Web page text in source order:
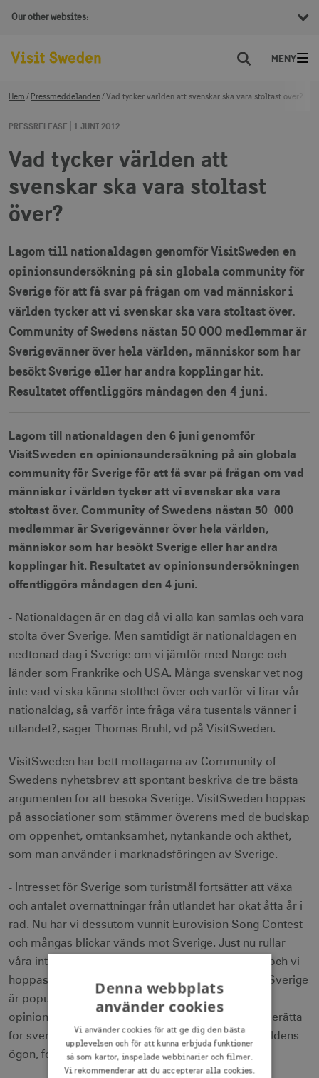
Our other websites:
Sök
Hem Pressmeddelanden Vad tycker världen att svenskar ska vara stoltast över?
PRESSRELEASE 1 JUNI 2012
Vad tycker världen att
svenskar ska vara stoltast
över?
Lagom till nationaldagen genomför VisitSweden en
opinionsundersökning på sin globala community för
Sverige för att få svar på frågan om vad människor i
världen tycker att vi svenskar ska vara stoltast över.
Community of Swedens nästan 50 000 medlemmar är
Sverigevänner över hela världen, människor som har
besökt Sverige eller har andra kopplingar hit.
Resultatet offentliggörs måndagen den 4 juni.
Lagom till nationaldagen den 6 juni genomför
VisitSweden en opinionsundersökning på sin globala
community för Sverige för att få svar på frågan om vad
människor i världen tycker att vi svenskar ska vara
stoltast över. Community of Swedens nästan 50 000
medlemmar är Sverigevänner över hela världen,
människor som har besökt Sverige eller har andra
kopplingar hit. Resultatet av opinionsundersökningen
offentliggörs måndagen den 4 juni.
- Nationaldagen är en dag då vi alla kan samlas och vara
stolta över Sverige. Men samtidigt är nationaldagen en
nedtonad dag i Sverige om vi jämför med Norge och
länder som Frankrike och USA. Många svenskar vet nog
inte vad vi ska känna stolthet över och varför vi firar vår
nationaldag, så varför inte fråga våra tusentals vänner i
utlandet?, säger Thomas Brühl, vd på VisitSweden.
VisitSweden har bett mottagarna av Community of
Swedens nyhetsbrev att spontant beskriva de tre bästa
argumenten för att besöka Sverige. VisitSweden hoppas
på associationer som stämmer överens med de budskap
om öppenhet, omtänksamhet, nytänkande och äkthet,
som man använder i marknadsföringen av Sverige.
- Intresset för Sverige som turistmål fortsätter att växa
och antalet övernattningar från utlandet har ökat åtta år i
rad. Nu har vi dessutom vunnit Eurovision Song Contest
och mångas blickar vänds mot Sverige. Just nu rullar
våra internationella sommarkampanjer som bäst och vi
hoppas på en intensiv sommarsäsong. Kort sagt, Sverige
är populärt i Europa och världen och vår
opinionsundersökning kommer att hjälpa oss att berätta
för svenskarna vad som är bäst med Sverige i världens
ögon, fortsätter Thomas Brühl.
Denna webbplats
använder cookies
Vi använder cookies för att ge dig den bästa
upplevelsen och för att kunna erbjuda funktioner
så som kartor, inspelade webbinarier och filmer.
Vi rekommenderar att du accepterar alla cookies.